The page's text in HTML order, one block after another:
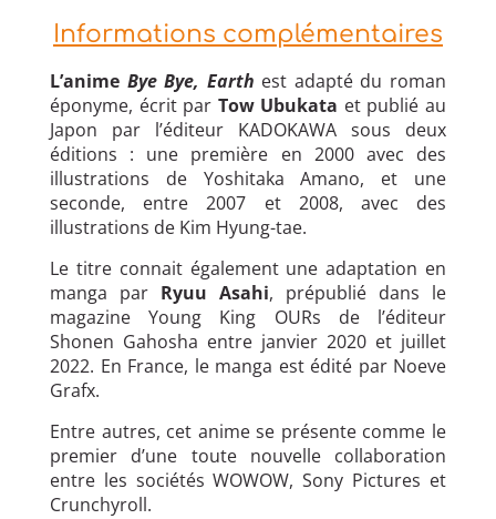
Informations complémentaires
L’anime Bye Bye, Earth est adapté du roman
éponyme, écrit par Tow Ubukata et publié au
Japon par l’éditeur KADOKAWA sous deux
éditions : une première en 2000 avec des
illustrations de Yoshitaka Amano, et une
seconde, entre 2007 et 2008, avec des
illustrations de Kim Hyung-tae.
Le titre connait également une adaptation en
manga par Ryuu Asahi, prépublié dans le
magazine Young King OURs de l’éditeur
Shonen Gahosha entre janvier 2020 et juillet
2022. En France, le manga est édité par Noeve
Grafx.
Entre autres, cet anime se présente comme le
premier d’une toute nouvelle collaboration
entre les sociétés WOWOW, Sony Pictures et
Crunchyroll.